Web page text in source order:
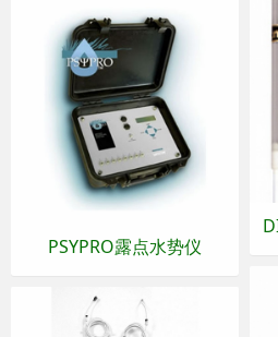
PSYPRO露点水势仪